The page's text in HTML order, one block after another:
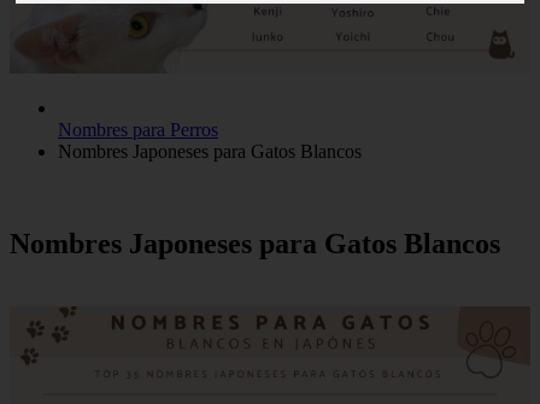
Nombres para Perros
Nombres Japoneses para Gatos Blancos
Nombres Japoneses para Gatos Blancos